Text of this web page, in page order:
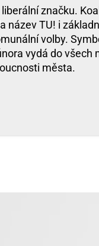
značku.
název TU! i
volby.
vydá do
města.